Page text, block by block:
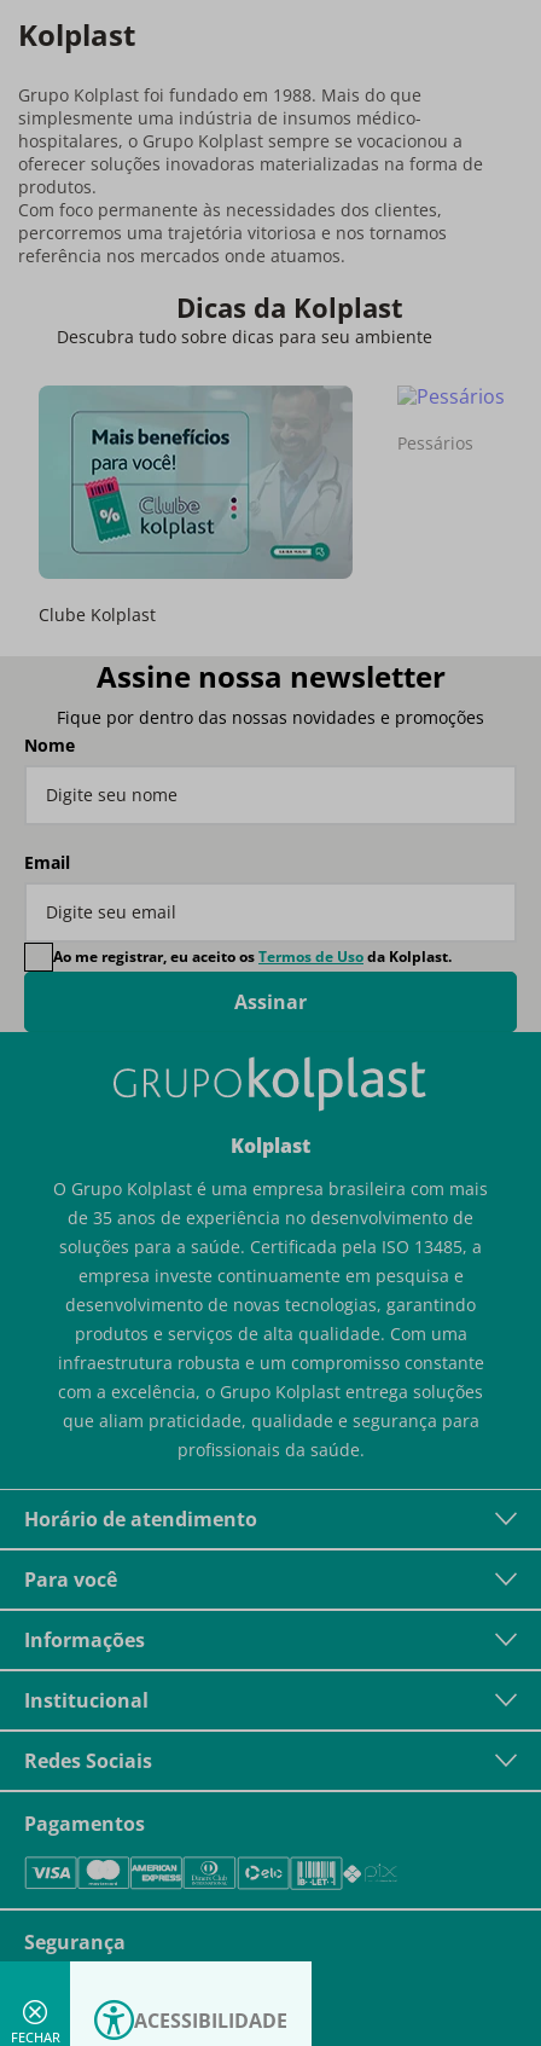
Kolplast
Grupo Kolplast foi fundado em 1988. Mais do que
simplesmente uma indústria de insumos médico-
hospitalares, o Grupo Kolplast sempre se vocacionou a
oferecer soluções inovadoras materializadas na forma de
produtos.
Com foco permanente às necessidades dos clientes,
percorremos uma trajetória vitoriosa e nos tornamos
referência nos mercados onde atuamos.
Dicas da Kolplast
Descubra tudo sobre dicas para seu ambiente
Clube Kolplast
Pessários
Assine nossa newsletter
Fique por dentro das nossas novidades e promoções
Nome
Email
Assinar
Ao me registrar, eu aceito osTermos de Usoda Kolplast.
Kolplast
O Grupo Kolplast é uma empresa brasileira com mais
de 35 anos de experiência no desenvolvimento de
soluções para a saúde. Certificada pela ISO 13485, a
empresa investe continuamente em pesquisa e
desenvolvimento de novas tecnologias, garantindo
produtos e serviços de alta qualidade. Com uma
infraestrutura robusta e um compromisso constante
com a excelência, o Grupo Kolplast entrega soluções
que aliam praticidade, qualidade e segurança para
profissionais da saúde.
Horário de atendimento
Para você
Informações
Institucional
Redes Sociais
Pagamentos
Segurança
FECHAR
ACESSIBILIDADE